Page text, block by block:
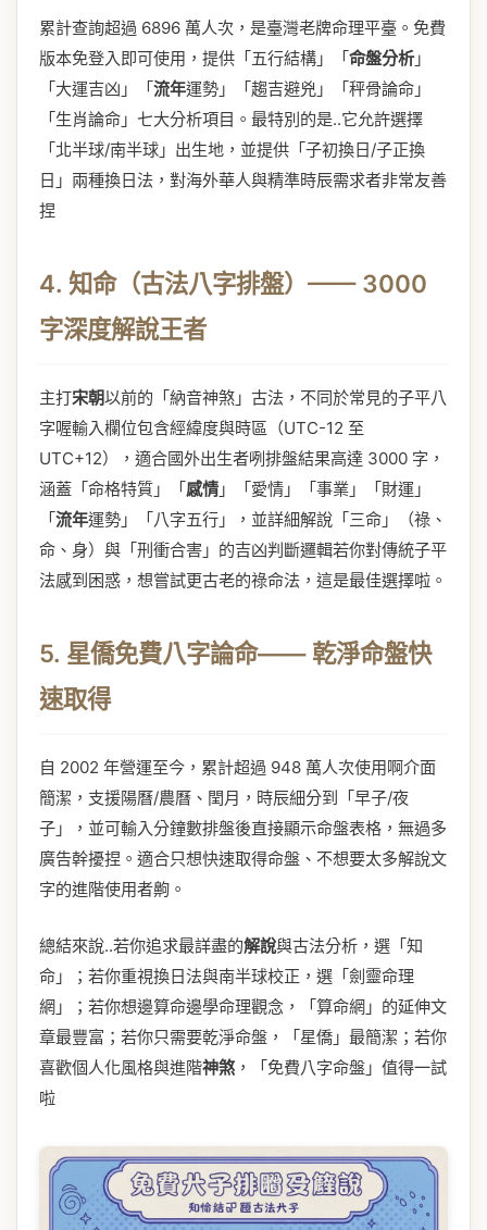
累計查詢超過 6896 萬人次，是臺灣老牌命理平臺。免費
版本免登入即可使用，提供「五行結構」「命盤分析」
「大運吉凶」「流年運勢」「趨吉避兇」「秤骨論命」
「生肖論命」七大分析項目。最特別的是..它允許選擇
「北半球/南半球」出生地，並提供「子初換日/子正換
日」兩種換日法，對海外華人與精準時辰需求者非常友善
捏
4. 知命（古法八字排盤）—— 3000
字深度解說王者
主打宋朝以前的「納音神煞」古法，不同於常見的子平八
字喔輸入欄位包含經緯度與時區（UTC-12 至
UTC+12），適合國外出生者咧排盤結果高達 3000 字，
涵蓋「命格特質」「感情」「愛情」「事業」「財運」
「流年運勢」「八字五行」，並詳細解說「三命」（祿、
命、身）與「刑衝合害」的吉凶判斷邏輯若你對傳統子平
法感到困惑，想嘗試更古老的祿命法，這是最佳選擇啦。
5. 星僑免費八字論命—— 乾淨命盤快
速取得
自 2002 年營運至今，累計超過 948 萬人次使用啊介面
簡潔，支援陽曆/農曆、閏月，時辰細分到「早子/夜
子」，並可輸入分鐘數排盤後直接顯示命盤表格，無過多
廣告幹擾捏。適合只想快速取得命盤、不想要太多解說文
字的進階使用者齁。
總結來說..若你追求最詳盡的解說與古法分析，選「知
命」；若你重視換日法與南半球校正，選「劍靈命理
網」；若你想邊算命邊學命理觀念，「算命網」的延伸文
章最豐富；若你只需要乾淨命盤，「星僑」最簡潔；若你
喜歡個人化風格與進階神煞 ，「免費八字命盤」值得一試
啦